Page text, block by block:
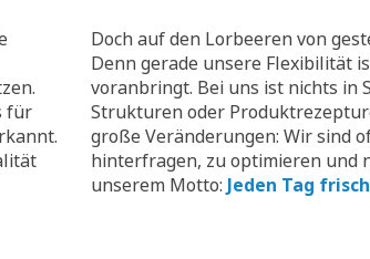
für
Doch auf den Lorbeeren von
Denn gerade unsere Flexibilität
voranbringt. Bei uns ist nichts in
Strukturen oder
große Veränderungen: Wir sind
hinterfragen, zu optimieren und
unserem Motto: Jeden Tag frisch